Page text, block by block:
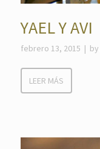
YAEL Y AVI
febrero 13, 2015 by
LEER MÁS